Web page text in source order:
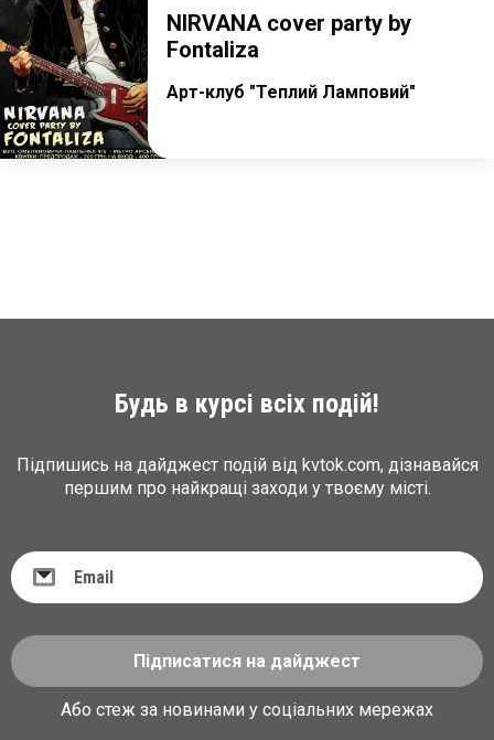
NIRVANA cover party by
Fontaliza
Арт-клуб "Теплий Ламповий"
Будь в курсі всіх подій!
Підпишись на дайджест подій від kvtok.com, дізнавайся
першим про найкращі заходи у твоєму місті.
Підписатися на дайджест
Або стеж за новинами у соціальних мережах